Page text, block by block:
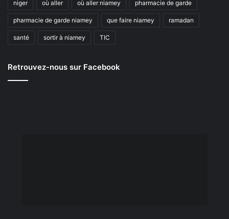
niger où aller où aller niamey pharmacie de garde
pharmacie de garde niamey que faire niamey ramadan
santé sortir à niamey TIC
Retrouvez-nous sur Facebook